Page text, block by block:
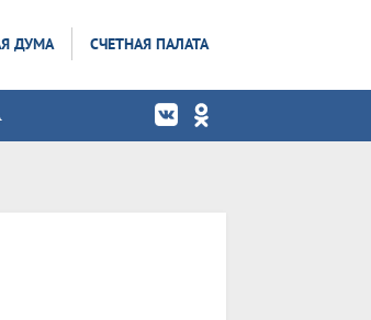
ДУМА СЧЕТНАЯ ПАЛАТА